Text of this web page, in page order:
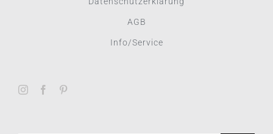
AGB
Info/Service